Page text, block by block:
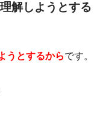
解しようとする
うとするからです。